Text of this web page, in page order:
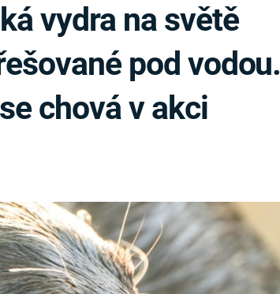
UTAJENÉ PŘÍBĚHY
ALTERNATIVNÍ
HISTORIE
vydra na světě
pod vodou.
chová v akci